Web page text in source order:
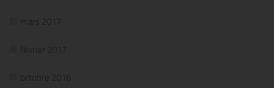
mars 2017
février 2017
octobre 2016